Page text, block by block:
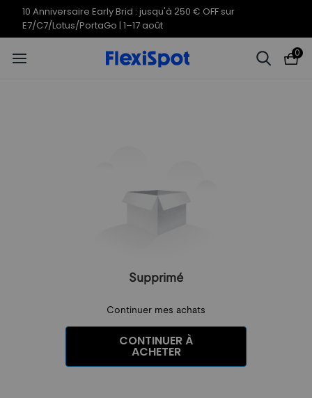
10 Anniversaire Early Brid : jusqu'à 250 € OFF sur
E7/C7/Lotus/PortaGo | 1–17 août
0
Supprimé
Continuer mes achats
CONTINUER À
ACHETER